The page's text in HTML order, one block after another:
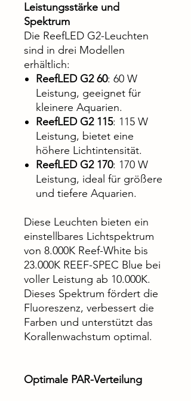
Leistungsstärke und
Spektrum
Die ReefLED G2-Leuchten
sind in drei Modellen
erhältlich:
ReefLED G2 60: 60 W
Leistung, geeignet für
kleinere Aquarien.
ReefLED G2 115: 115 W
Leistung, bietet eine
höhere Lichtintensität.
ReefLED G2 170: 170 W
Leistung, ideal für größere
und tiefere Aquarien.
Diese Leuchten bieten ein
einstellbares Lichtspektrum
von 8.000K Reef-White bis
23.000K REEF-SPEC Blue bei
voller Leistung ab 10.000K.
Dieses Spektrum fördert die
Fluoreszenz, verbessert die
Farben und unterstützt das
Korallenwachstum optimal.
Optimale PAR-Verteilung